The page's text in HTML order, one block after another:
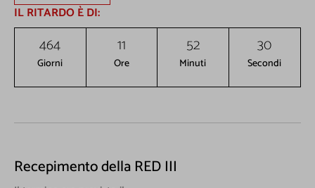
IL RITARDO È DI:
464
Giorni
11
Ore
52
Minuti
30
Secondi
Recepimento della RED III
I seguenti campi non sono obbligatori,
ma queste informazioni mi sarebbero
utili per la creazione di contenuti